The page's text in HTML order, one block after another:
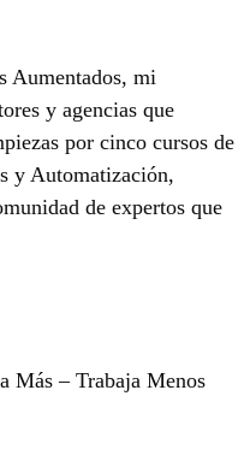
Aumentados, mi
y agencias que
por cinco cursos de
y Automatización,
de expertos que
Más – Trabaja Menos